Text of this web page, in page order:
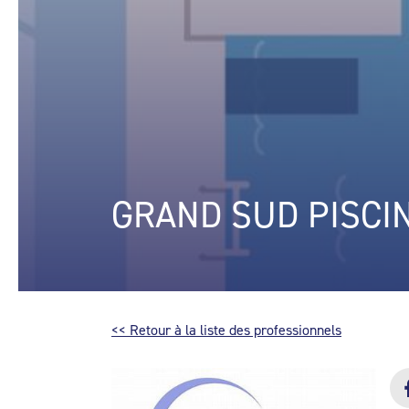
GRAND SUD
<< Retour à la liste des professionnels